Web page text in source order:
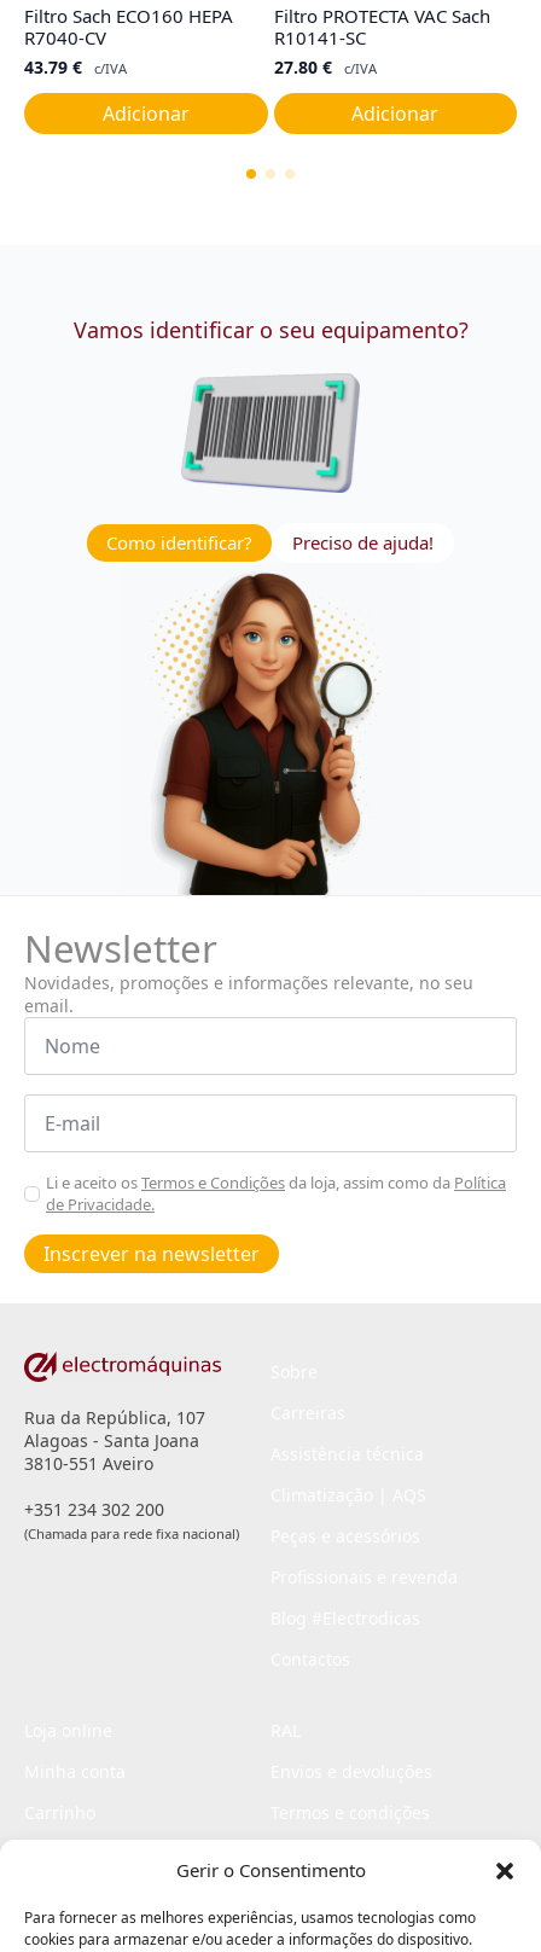
Gerir o Consentimento
Para fornecer as melhores experiências, usamos tecnologias como
cookies para armazenar e/ou aceder a informações do dispositivo.
Filtro Sach ECO160 HEPA
R7040-CV
43.79 € c/IVA
Adicionar
Filtro PROTECTA VAC Sach
R10141-SC
27.80 € c/IVA
Adicionar
Vamos identificar o seu equipamento?
Como identificar? Preciso de ajuda!
Newsletter
Novidades, promoções e informações relevante, no seu
email.
Nome
Email
Aceitar
Poiticas
de
privacidade
Li e aceito osTermos e Condiçõesda loja, assim como da Política
de Privacidade.
Inscrever na newsletter
Rua da República, 107
Alagoas - Santa Joana
3810-551 Aveiro
+351 234 302 200
(Chamada para rede fixa nacional)
Livro de elogios